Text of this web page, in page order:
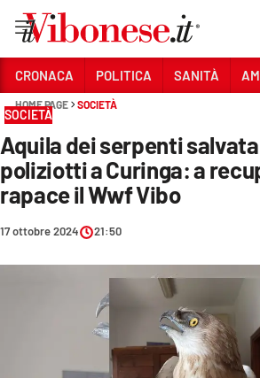
Sezioni
CRONACA
POLITICA
ECONOMIA E LAVORO
CRONACA POLITICA SANITÀ
HOME PAGE SOCIETÀ
SOCIETÀ
Aquila dei serpenti
poliziotti a Curinga: a
rapace il Wwf Vibo
17 ottobre 2024 21:50